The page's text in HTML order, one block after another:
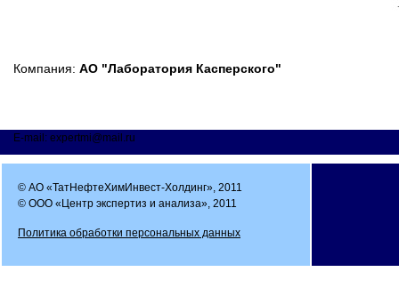
Компания: АО "Лаборатория Касперского"
E-mail: expertmi@mail.ru
© АО «ТатНефтеХимИнвест-Холдинг», 2011
© ООО «Центр экспертиз и анализа», 2011
Политика обработки персональных данных